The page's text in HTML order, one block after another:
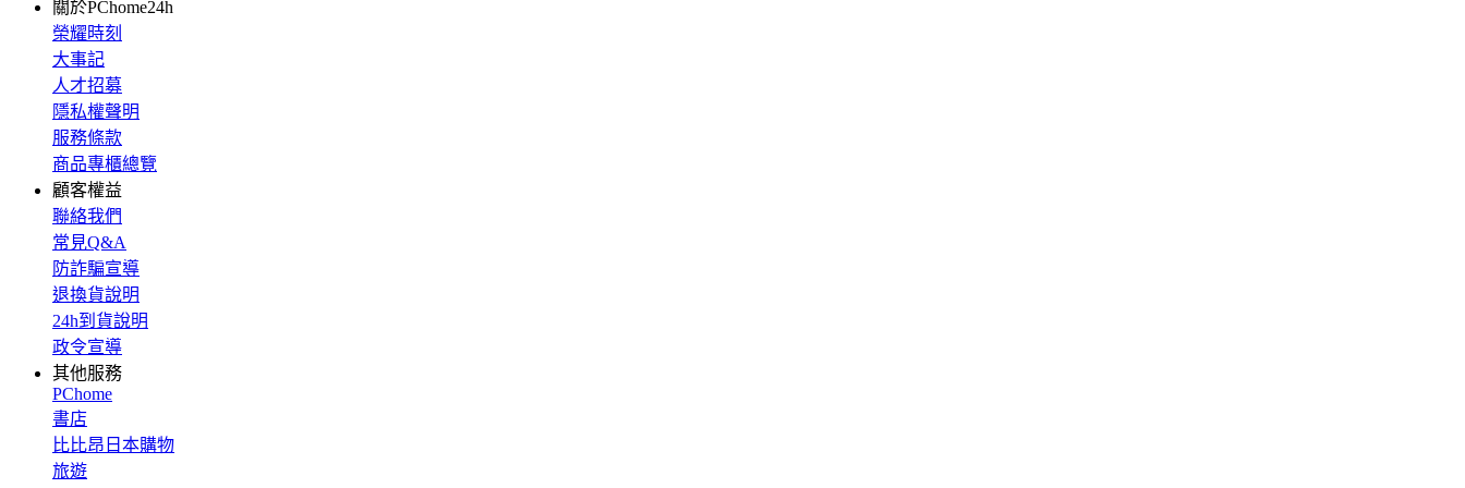
關於PChome24h
榮耀時刻
大事記
人才招募
隱私權聲明
服務條款
商品專櫃總覽
顧客權益
聯絡我們
常見Q&A
防詐騙宣導
退換貨說明
24h到貨說明
政令宣導
其他服務
PChome
書店
比比昂日本購物
旅遊